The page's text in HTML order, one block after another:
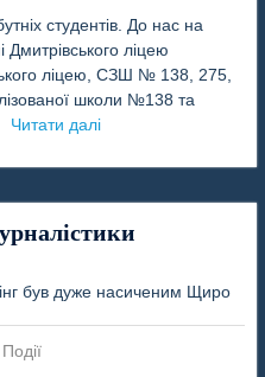
студентів. До нас на
Дмитрівського ліцею
ліцею, СЗШ № 138, 275,
школи №138 та
Читати далі
Події
був дуже насиченим Щиро